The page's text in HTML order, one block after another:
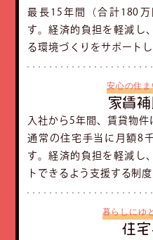
最長15年間（合計180
す。経済的負担を軽減し
る環境づくりをサポートし
安心の住
家賃
入社から5年間、賃貸物件
通常の住宅手当に月額8
す。経済的負担を軽減し
トできるよう支援する制度
暮らしにゆ
住